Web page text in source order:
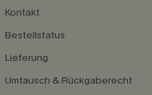
Kontakt
Bestellstatus
Lieferung
Umtausch & Rückgaberecht